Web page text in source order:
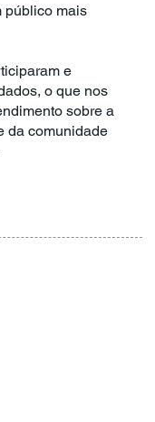
público mais
e
o que nos
sobre a
da comunidade